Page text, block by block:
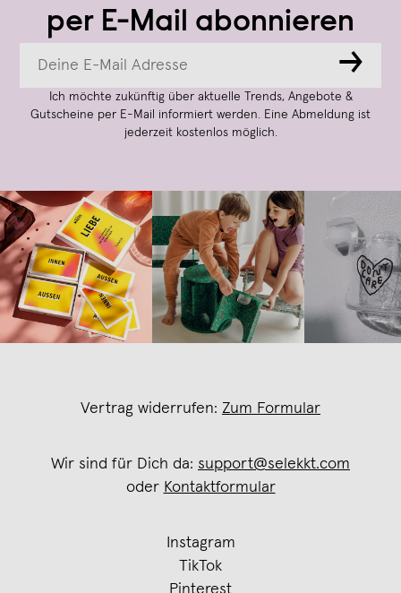
per E-Mail abonnieren
→
Ich möchte zukünftig über aktuelle Trends, Angebote &
Gutscheine per E-Mail informiert werden. Eine Abmeldung ist
jederzeit kostenlos möglich.
Vertrag widerrufen: Zum Formular
Wir sind für Dich da: support@selekkt.com
oder Kontaktformular
Instagram
TikTok
Pinterest